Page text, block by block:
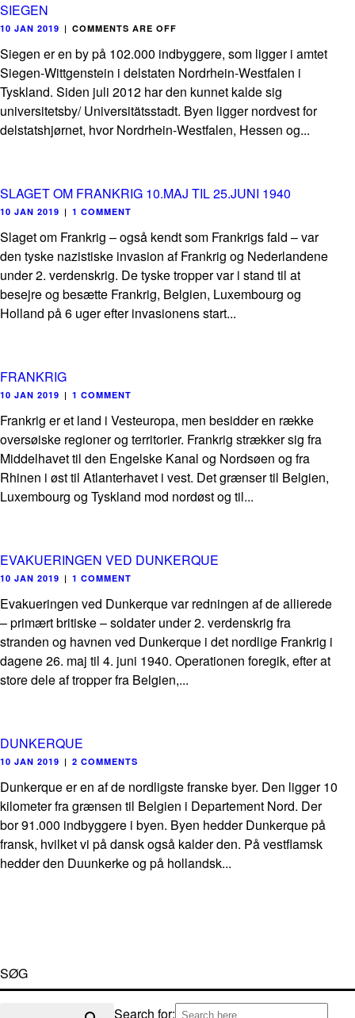
SIEGEN
10 JAN 2019 | COMMENTS ARE OFF
Siegen er en by på 102.000 indbyggere, som ligger i amtet
Siegen-Wittgenstein i delstaten Nordrhein-Westfalen i
Tyskland. Siden juli 2012 har den kunnet kalde sig
universitetsby/ Universitätsstadt. Byen ligger nordvest for
delstatshjørnet, hvor Nordrhein-Westfalen, Hessen og...
SLAGET OM FRANKRIG 10.MAJ TIL 25.JUNI 1940
10 JAN 2019 | 1 COMMENT
Slaget om Frankrig – også kendt som Frankrigs fald – var
den tyske nazistiske invasion af Frankrig og Nederlandene
under 2. verdenskrig. De tyske tropper var i stand til at
besejre og besætte Frankrig, Belgien, Luxembourg og
Holland på 6 uger efter invasionens start...
FRANKRIG
10 JAN 2019 | 1 COMMENT
Frankrig er et land i Vesteuropa, men besidder en række
oversøiske regioner og territorier. Frankrig strækker sig fra
Middelhavet til den Engelske Kanal og Nordsøen og fra
Rhinen i øst til Atlanterhavet i vest. Det grænser til Belgien,
Luxembourg og Tyskland mod nordøst og til...
EVAKUERINGEN VED DUNKERQUE
10 JAN 2019 | 1 COMMENT
Evakueringen ved Dunkerque var redningen af de allierede
– primært britiske – soldater under 2. verdenskrig fra
stranden og havnen ved Dunkerque i det nordlige Frankrig i
dagene 26. maj til 4. juni 1940. Operationen foregik, efter at
store dele af tropper fra Belgien,...
DUNKERQUE
10 JAN 2019 | 2 COMMENTS
Dunkerque er en af de nordligste franske byer. Den ligger 10
kilometer fra grænsen til Belgien i Departement Nord. Der
bor 91.000 indbyggere i byen. Byen hedder Dunkerque på
fransk, hvilket vi på dansk også kalder den. På vestflamsk
hedder den Duunkerke og på hollandsk...
SØG
Search for: